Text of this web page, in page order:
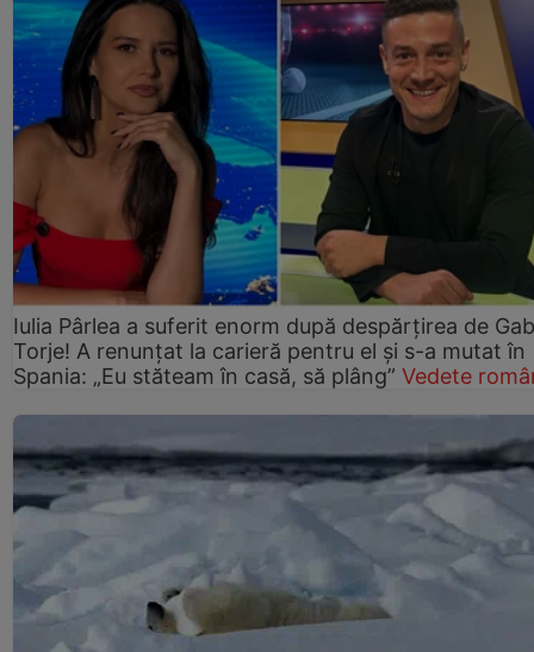
Iulia Pârlea a suferit enorm după despărțirea de
Torje! A renunțat la carieră pentru el și s-a mutat în
Spania: „Eu stăteam în casă, să plâng” Vedete